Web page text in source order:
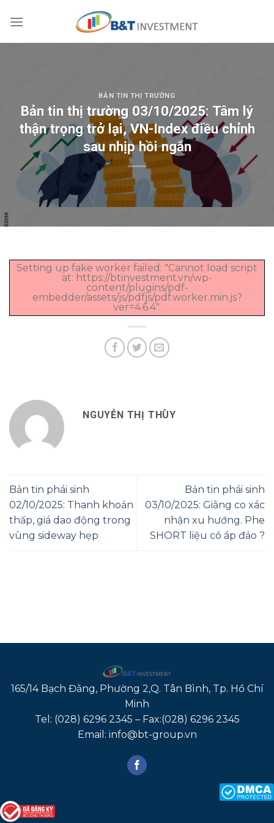
BẢN TIN THỊ TRƯỜNG
Bản tin thị trường 03/10/2025: Tâm lý
thận trọng trở lại, VN-Index điều chỉnh
sau nhịp hồi ngắn
Setting up fake worker failed: "Cannot load script
at: https://btinvestment.vn/wp-
content/plugins/pdf-
embedder/assets/js/pdfjs/pdf.worker.min.js?
ver=4.6.4".
NGUYỄN THỊ THÙY
Bản tin phái sinh
02/10/2025: Thanh khoản
thấp, giá dao động trong
vùng sideway hẹp
Bản tin phái sinh
03/10/2025: Giằng co xác
nhận xu hướng. Phe
SHORT liệu có áp đảo ?
165/14 Bạch Đằng, Phường 2,Q. Tân Bình, Tp. Hồ Chí
Minh
Tel: (028) 6296 2345 – Fax:(028) 6296 2345
Email: info@bt-group.vn